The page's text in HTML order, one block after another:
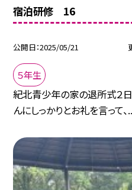
宿泊研修 16
公開日 2025/05/21
５年生
紀北青少年の家の退所式２
んにしっかりとお礼を言って、